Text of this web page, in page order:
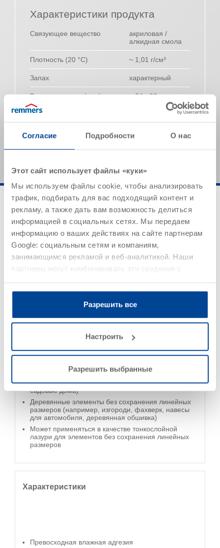
Согласие Подробности О нас
Этот сайт использует файлы «куки»
Мы используем файлы cookie, чтобы анализировать
трафик, подбирать для вас подходящий контент и
рекламу, а также дать вам возможность делиться
информацией в социальных сетях. Мы передаем
информацию о ваших действиях на сайте партнерам
Google: социальным сетям и компаниям,
занимающимся рекламой и веб-аналитикой. Наши
партнеры могут комбинировать эти сведения с
данными, которые они получили при использовании
Разрешить все
Настроить
Разрешить выбранные
Характеристики продукта
Связующее вещество
акриловая /
алкидная смола
Плотность (20 °C) ~ 1,01 г/см³
Запах характерный
Время стекания (сек.) в
вискозиметре (20° C, ISO 3)
~ 24 - 26
Указанные значения представляют собой типичные
характеристики продукта и не могут рассматриваться
Область применения
Древесина вне помещений
Деревянные элементы с постоянным сохранением
включая их внутренние поверхности)
Деревянные элементы с ограниченным
сохранением линейных размеров (например,
оконные ставни, профилированные материалы,
садовые дома)
Деревянные элементы без сохранения линейных
размеров (например, изгороди, фахверк, навесы
для автомобиля, деревянная обшивка)
Может применяться в качестве тонкослойной
лазури для элементов без сохранения линейных
размеров
Характеристики
Превосходная влажная адгезия